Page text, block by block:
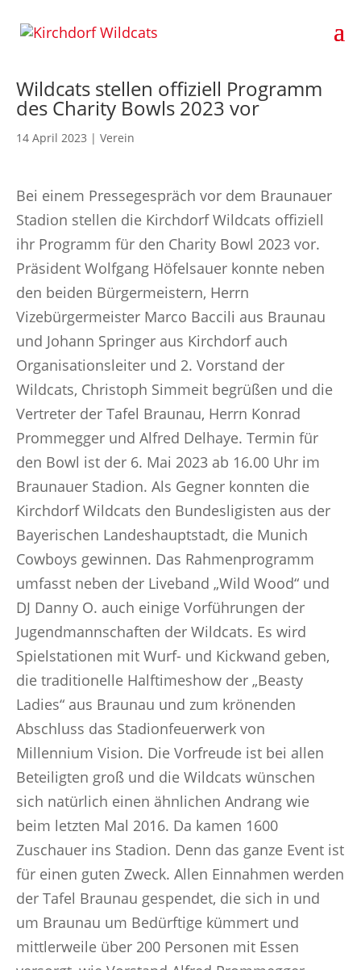
Wildcats stellen offiziell Programm
des Charity Bowls 2023 vor
14 April 2023 | Verein
Bei einem Pressegespräch vor dem Braunauer
Stadion stellen die Kirchdorf Wildcats offiziell
ihr Programm für den Charity Bowl 2023 vor.
Präsident Wolfgang Höfelsauer konnte neben
den beiden Bürgermeistern, Herrn
Vizebürgermeister Marco Baccili aus Braunau
und Johann Springer aus Kirchdorf auch
Organisationsleiter und 2. Vorstand der
Wildcats, Christoph Simmeit begrüßen und die
Vertreter der Tafel Braunau, Herrn Konrad
Prommegger und Alfred Delhaye. Termin für
den Bowl ist der 6. Mai 2023 ab 16.00 Uhr im
Braunauer Stadion. Als Gegner konnten die
Kirchdorf Wildcats den Bundesligisten aus der
Bayerischen Landeshauptstadt, die Munich
Cowboys gewinnen. Das Rahmenprogramm
umfasst neben der Liveband „Wild Wood“ und
DJ Danny O. auch einige Vorführungen der
Jugendmannschaften der Wildcats. Es wird
Spielstationen mit Wurf- und Kickwand geben,
die traditionelle Halftimeshow der „Beasty
Ladies“ aus Braunau und zum krönenden
Abschluss das Stadionfeuerwerk von
Millennium Vision. Die Vorfreude ist bei allen
Beteiligten groß und die Wildcats wünschen
sich natürlich einen ähnlichen Andrang wie
beim letzten Mal 2016. Da kamen 1600
Zuschauer ins Stadion. Denn das ganze Event ist
für einen guten Zweck. Allen Einnahmen werden
der Tafel Braunau gespendet, die sich in und
um Braunau um Bedürftige kümmert und
mittlerweile über 200 Personen mit Essen